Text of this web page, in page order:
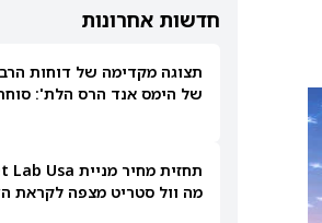
חדשות אחרונות
תצוגה מקדימה של דוחות
של הימס אנד הרס הלת':